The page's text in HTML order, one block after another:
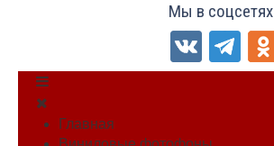
Мы в соцсетях
Главная